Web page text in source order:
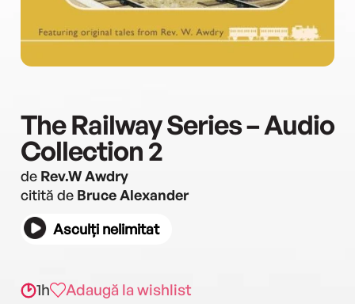
The Railway Series – Audio
Collection 2
de Rev.W Awdry
citită de Bruce Alexander
Asculți nelimitat
1h Adaugă la wishlist